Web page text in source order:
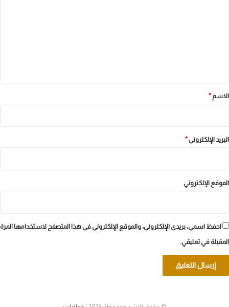
*
الاسم *
البريد الإلكتروني*
الموقع الإلكتروني
احفظ اسمي، بريدي الإلكتروني، والموقع الإلكتروني في هذا المتصفح لاستخدامها المرة
المقبلة في تعليقي.